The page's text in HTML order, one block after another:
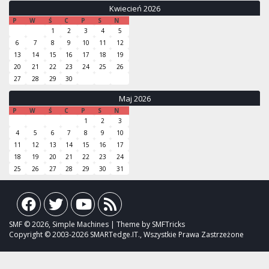
Kwiecień 2026
P W Ś C P S
N
1
2 3 4
5
6
7 8 9 10 11
12
13
14 15 16 17 18
19
20
21 22 23 24 25
26
27
28 29 30
Maj 2026
P W Ś C P S
N
1
2
3
4
5 6 7 8 9
10
11
12 13 14 15 16
17
18
19 20 21 22 23
24
25
26 27 28 29 30 31
SMF © 2026, Simple Machines | Theme by SMFTricks
Copyright © 2003-2026 SMARTedge.IT., Wszystkie Prawa Zastrzeżone